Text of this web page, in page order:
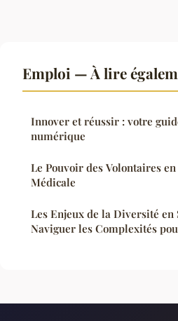
Emploi — À lire
Innover et réussir : votre
numérique
Le Pouvoir des Volontaires
Médicale
Les Enjeux de la Diversité en
Naviguer les Complexités